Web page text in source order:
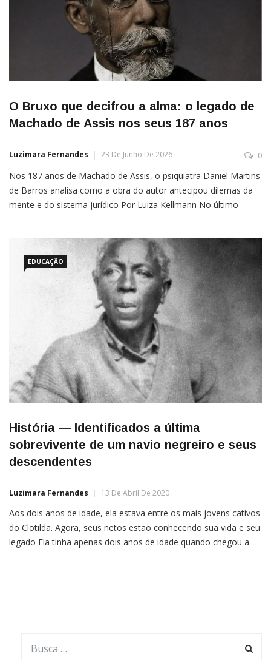
O Bruxo que decifrou a alma: o legado de
Machado de Assis nos seus 187 anos
Luzimara Fernandes 23 De Junho De 2026 0
Nos 187 anos de Machado de Assis, o psiquiatra Daniel Martins
de Barros analisa como a obra do autor antecipou dilemas da
mente e do sistema jurídico Por Luiza Kellmann No último
EDUCAÇÃO
História — Identificados a última
sobrevivente de um navio negreiro e seus
descendentes
Luzimara Fernandes 13 De Abril De 2020
Aos dois anos de idade, ela estava entre os mais jovens cativos
do Clotilda. Agora, seus netos estão conhecendo sua vida e seu
legado Ela tinha apenas dois anos de idade quando chegou a